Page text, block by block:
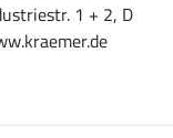
1 + 2, D